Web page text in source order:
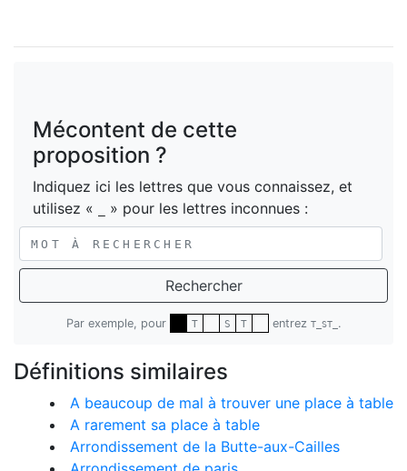
Mécontent de cette
proposition ?
Indiquez ici les lettres que vous connaissez, et
utilisez «
» pour les lettres inconnues :
Rechercher
Par exemple, pour T S T entrez T_ST_ .
Définitions similaires
A beaucoup de mal à trouver une place à table
A rarement sa place à table
Arrondissement de la Butte-aux-Cailles